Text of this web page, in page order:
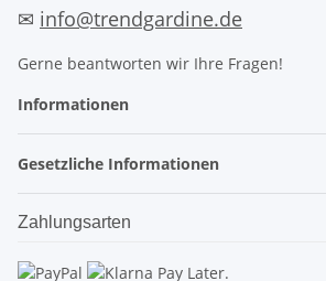
✉ info@trendgardine.de
Gerne beantworten wir Ihre Fragen!
Informationen
Gesetzliche Informationen
Zahlungsarten